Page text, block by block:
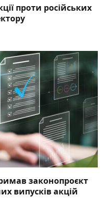
проти російських
законопроєкт
випусків акцій